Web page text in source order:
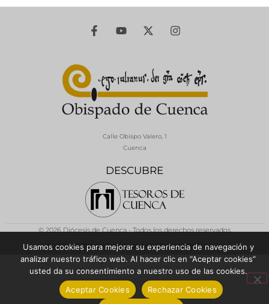
DESCUBRE
Calle Obispo Valero, 1
Cuenca
© 2026 Diócesis de Cuenca - Todos los derechos reservados
Política de Privacidad / Aviso LegalPolítica de Cookies
Usamos cookies para mejorar su experiencia de navegación y
analizar nuestro tráfico web. Al hacer clic en “Aceptar cookies”
usted da su consentimiento a nuestro uso de las cookies.
Aceptar Cookies
Rechazar Cookies